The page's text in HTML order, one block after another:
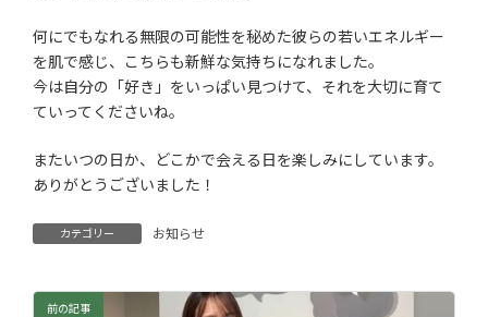
何にでもなれる無限の可能性を秘めた彼らの若いエネルギー
を肌で感じ、こちらも新鮮な気持ちになれました。
今は自分の「好き」をいっぱい見つけて、それを大切に育て
ていってくださいね。
またいつの日か、どこかで会える日を楽しみにしています。
ありがとうございました！
カテゴリー お知らせ
前の記事